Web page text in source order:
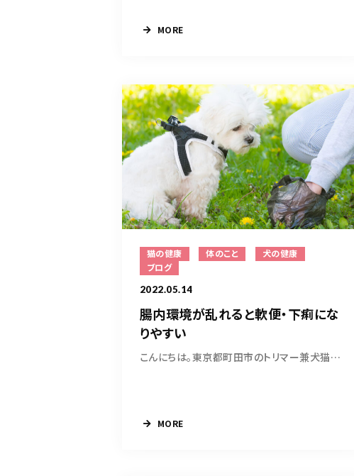
MORE
猫の健康 体のこと
犬の健康
ブログ
2022.05.14
腸内環境が乱れると軟便・下痢にな
りやすい
こんにちは。東京都町田市のトリマー兼犬猫ごは...
MORE